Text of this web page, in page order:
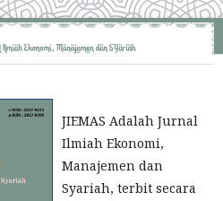
JIEMAS Adalah Jurnal
Ilmiah Ekonomi,
Manajemen dan
Syariah, terbit secara